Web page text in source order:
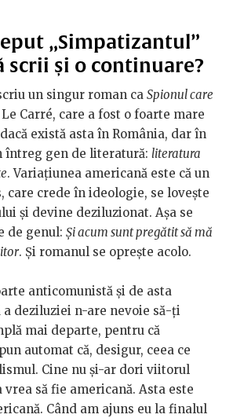
„Simpatizantul”
scrii și o continuare?
un singur roman ca Spionul care
Carré, care a fost o foarte mare
există asta în România, dar în
întreg gen de literatură: literatura
. Variațiunea americană este că un
care crede în ideologie, se lovește
și devine deziluzionat. Așa se
de genul: Și acum sunt pregătit să mă
. Și romanul se oprește acolo.
anticomunistă și de asta
a deziluziei n-are nevoie să-ți
mai departe, pentru că
automat că, desigur, ceea ce
Cine nu și-ar dori viitorul
vrea să fie americană. Asta este
Când am ajuns eu la finalul